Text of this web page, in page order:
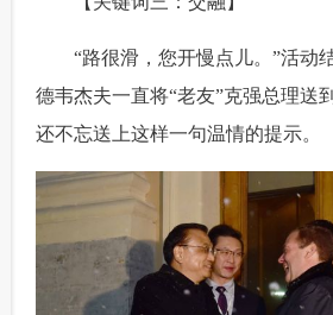
“路很滑，您开慢点儿。”活动
德韦杰夫一直将“老友”克强总理送
还不忘送上这样一句温情的提示。